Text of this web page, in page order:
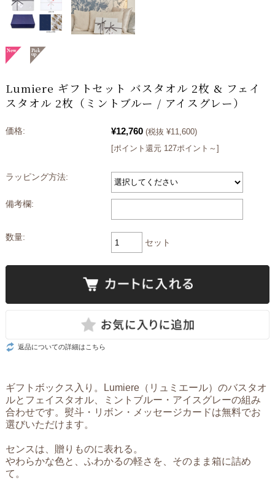
Lumiere ギフトセット バスタオル 2枚 & フェイ
スタオル 2枚（ミントブルー / アイスグレー）
価格: ¥12,760 (税抜 ¥11,600)
[ポイント還元 127ポイント～]
ラッピング方法:
備考欄:
数量:
セット
返品についての詳細はこちら
ギフトボックス入り。Lumiere（リュミエール）のバスタオ
ルとフェイスタオル、ミントブルー・アイスグレーの組み
合わせです。熨斗・リボン・メッセージカードは無料でお
選びいただけます。
センスは、贈りものに表れる。
やわらかな色と、ふわかるの軽さを、そのまま箱に詰め
て。